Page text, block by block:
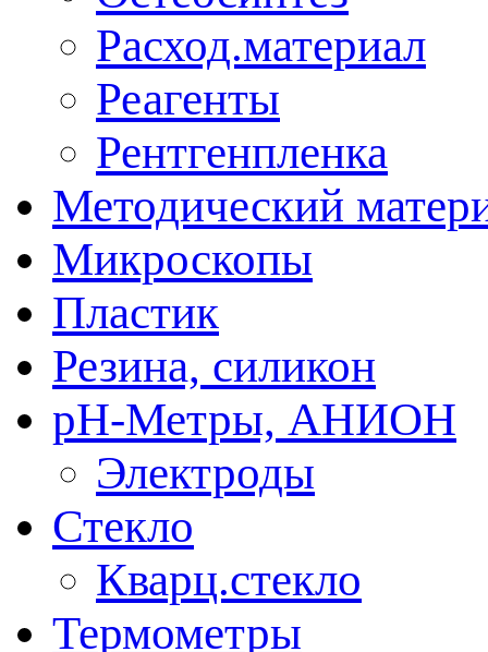
Расход.материал
Реагенты
Рентгенпленка
Методический
Микроскопы
Пластик
Резина, силикон
рН-Метры, АНИОН
Электроды
Стекло
Кварц.стекло
Термометры